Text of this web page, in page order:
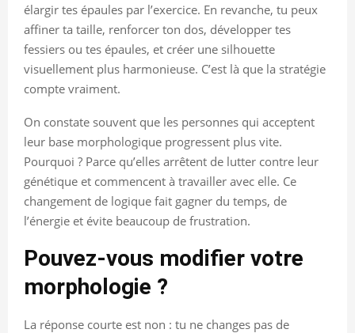
élargir tes épaules par l’exercice. En revanche, tu peux
affiner ta taille, renforcer ton dos, développer tes
fessiers ou tes épaules, et créer une silhouette
visuellement plus harmonieuse. C’est là que la stratégie
compte vraiment.
On constate souvent que les personnes qui acceptent
leur base morphologique progressent plus vite.
Pourquoi ? Parce qu’elles arrêtent de lutter contre leur
génétique et commencent à travailler avec elle. Ce
changement de logique fait gagner du temps, de
l’énergie et évite beaucoup de frustration.
Pouvez-vous modifier votre
morphologie ?
La réponse courte est non : tu ne changes pas de